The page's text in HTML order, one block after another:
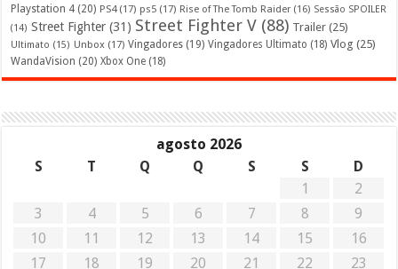
Playstation 4 (20) PS4(17) ps5 (17) Rise of The Tomb Raider (16) Sessão SPOILER
(14) Street Fighter (31) Street Fighter V (88) Trailer (25)
Ultimato (15) Unbox (17) Vingadores (19) Vingadores Ultimato (18) Vlog (25)
WandaVision (20) Xbox One (18)
agosto 2026
S
T Q Q S S
D
1
2
3
4 5 6 7 8
9
10
11 12 13 14 15
16
17
18 19 20 21 22
23